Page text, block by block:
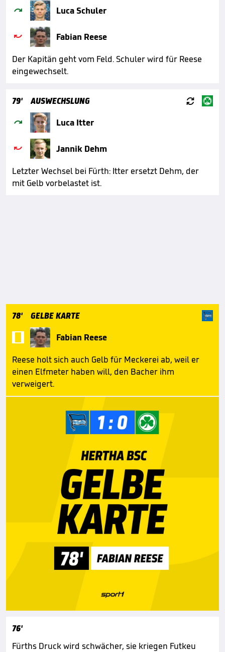
 Luca Schuler

Fabian Reese
Der Kapitän geht vom Feld. Schuler wird für Reese
eingewechselt.
79' AUSWECHSLUNG 
 Luca Itter

Jannik Dehm
Letzter Wechsel bei Fürth: Itter ersetzt Dehm, der
mit Gelb vorbelastet ist.
78' GELBE KARTE
Fabian Reese
Reese holt sich auch Gelb für Meckerei ab, weil er
einen Elfmeter haben will, den Bacher ihm
verweigert.
76'
Fürths Druck wird schwächer, sie kriegen Futkeu